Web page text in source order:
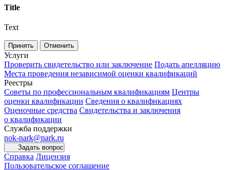
Title
Text
Принять Отменить
Услуги
Проверить свидетельство или заключение Подать апелляцию
Места проведения независимой оценки квалификаций
Реестры
Советы по профессиональным квалификациям Центры
оценки квалификации Сведения о квалификациях
Оценочные средства Свидетельства и заключения
о квалификации
Служба поддержки
nok-nark@nark.ru
Задать вопрос
Справка Лицензия
Пользовательское соглашение